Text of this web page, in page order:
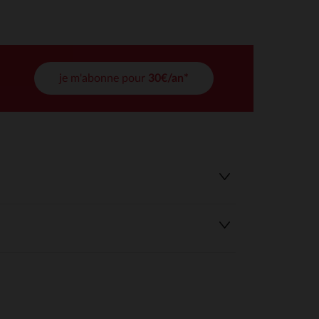
je m'abonne pour 30€/an*